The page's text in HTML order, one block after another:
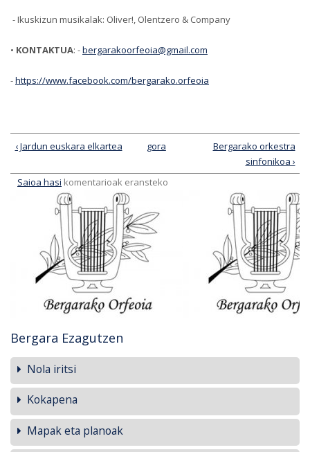
- Ikuskizun musikalak: Oliver!, Olentzero & Company
• KONTAKTUA: -bergarakoorfeoia@gmail.com
-https://www.facebook.com/bergarako.orfeoia
‹ Jardun euskara elkartea gora
Bergarako orkestra
sinfonikoa ›
Saioa hasi komentarioak eransteko
Bergara Ezagutzen
Nola iritsi
Kokapena
Mapak eta planoak